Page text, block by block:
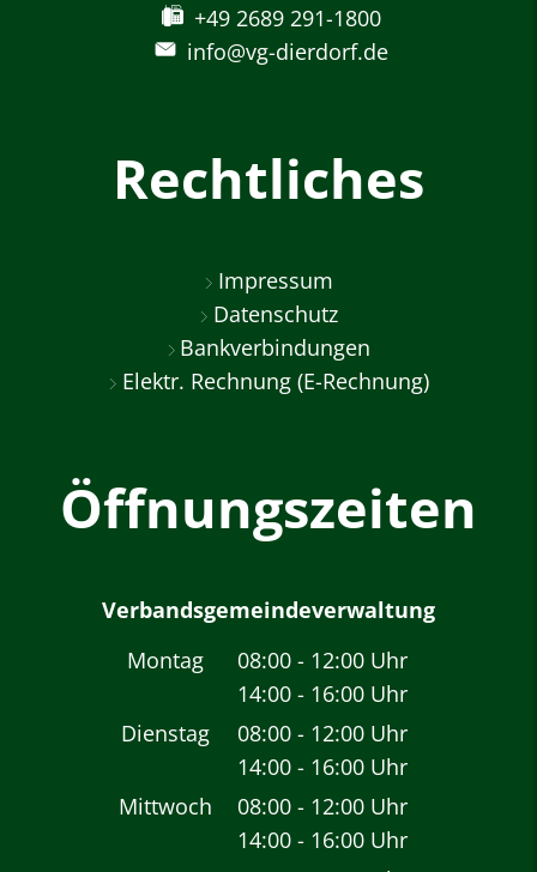
+49 2689 291-1800
info@vg-dierdorf.de
Rechtliches
Impressum
Datenschutz
Bankverbindungen
Elektr. Rechnung (E-Rechnung)
Öffnungszeiten
Verbandsgemeindeverwaltung
Montag
08:00 - 12:00 Uhr
Von 08:00 bis 12:00
14:00 - 16:00 Uhr
Von 14:00 bis 16:00
Dienstag 08:00 - 12:00 Uhr
Von 08:00 bis 12:00
14:00 - 16:00 Uhr
Von 14:00 bis 16:00
Mittwoch 08:00 - 12:00 Uhr
Von 08:00 bis 12:00
14:00 - 16:00 Uhr